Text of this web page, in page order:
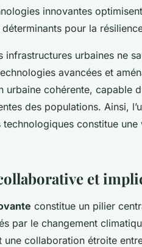
innovantes
pour la
infrastructures urbaines ne
avancées et
urbaine cohérente, capable
des populations. Ainsi,
constitue
et
constitue un pilier
par le changement
collaboration étroite